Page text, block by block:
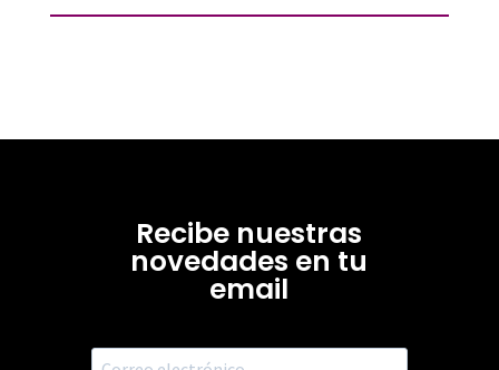
Recibe nuestras
novedades en tu
email